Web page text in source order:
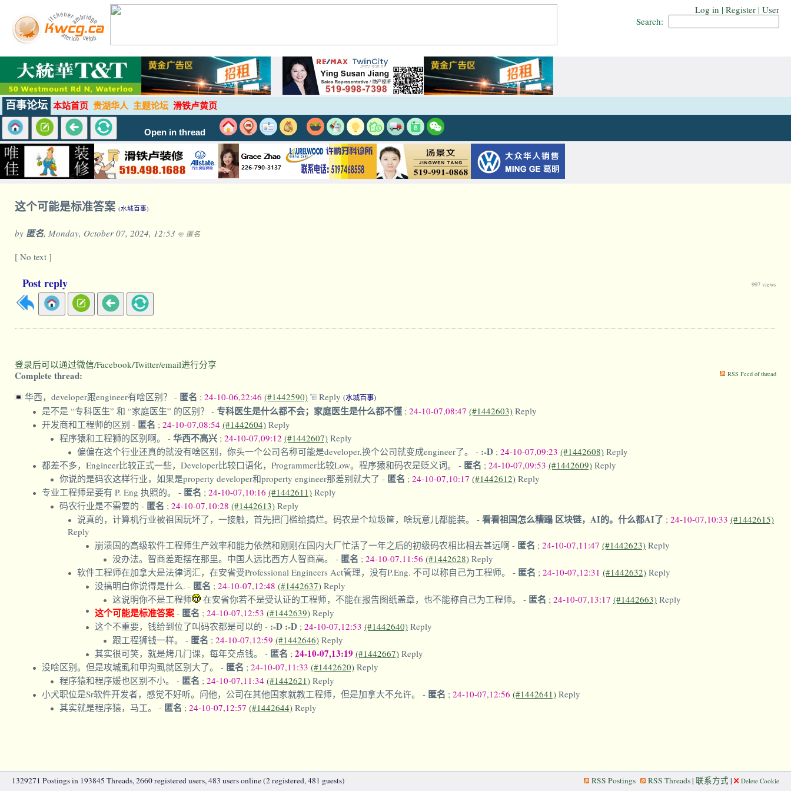
Log in | Register | User
Search:
百事论坛 本站首页 贵湖华人 主题论坛 滑铁卢黄页
Open in thread
这个可能是标准答案 (水城百事)
by 匿名, Monday, October 07, 2024, 12:53 @ 匿名
[ No text ]
Post reply 997 views
登录后可以通过微信/Facebook/Twitter/email进行分享
Complete thread: RSS Feed of thread
华西，developer跟engineer有啥区别？ - 匿名 ; 24-10-06,22:46 (#1442590) Reply (水城百事)
是不是 “专科医生” 和 “家庭医生” 的区别？ - 专科医生是什么都不会；家庭医生是什么都不懂 ; 24-10-07,08:47 (#1442603) Reply
开发商和工程师的区别 - 匿名 ; 24-10-07,08:54 (#1442604) Reply
程序猿和工程狮的区别啊。 - 华西不高兴 ; 24-10-07,09:12 (#1442607) Reply
偏偏在这个行业还真的就没有啥区别，你头一个公司名称可能是developer,换个公司就变成engineer了。 - :-D ; 24-10-07,09:23 (#1442608) Reply
都差不多，Engineer比较正式一些，Developer比较口语化，Programmer比较Low。程序猿和码农是贬义词。 - 匿名 ; 24-10-07,09:53 (#1442609) Reply
你说的是码农这样行业，如果是property developer和property engineer那差别就大了 - 匿名 ; 24-10-07,10:17 (#1442612) Reply
专业工程师是要有 P. Eng 执照的。 - 匿名 ; 24-10-07,10:16 (#1442611) Reply
码农行业是不需要的 - 匿名 ; 24-10-07,10:28 (#1442613) Reply
说真的，计算机行业被祖国玩坏了，一接触，首先把门槛给搞烂。码农是个垃圾筐，啥玩意儿都能装。 - 看看祖国怎么糟蹋 区块链，AI的。什么都AI了 ; 24-10-07,10:33 (#1442615)
Reply
崩溃国的高级软件工程师生产效率和能力依然和刚刚在国内大厂忙活了一年之后的初级码农相比相去甚远啊 - 匿名 ; 24-10-07,11:47 (#1442623) Reply
没办法。智商差距摆在那里。中国人远比西方人智商高。 - 匿名 ; 24-10-07,11:56 (#1442628) Reply
软件工程师在加拿大是法律词汇，在安省受Professional Engineers Act管理，没有P.Eng. 不可以称自己为工程师。 - 匿名 ; 24-10-07,12:31 (#1442632) Reply
没搞明白你说得是什么. - 匿名 ; 24-10-07,12:48 (#1442637) Reply
这说明你不是工程师
在安省你若不是受认证的工程师，不能在报告图纸盖章，也不能称自己为工程师。 - 匿名 ; 24-10-07,13:17 (#1442663) Reply
这个可能是标准答案 - 匿名 ; 24-10-07,12:53 (#1442639) Reply
这个不重要，钱给到位了叫码农都是可以的 - :-D :-D ; 24-10-07,12:53 (#1442640) Reply
跟工程狮钱一样。 - 匿名 ; 24-10-07,12:59 (#1442646) Reply
其实很可笑，就是烤几门课，每年交点钱。 - 匿名 ; 24-10-07,13:19 (#1442667) Reply
没啥区别。但是攻城虱和甲沟虱就区别大了。 - 匿名 ; 24-10-07,11:33 (#1442620) Reply
程序猿和程序媛也区别不小。 - 匿名 ; 24-10-07,11:34 (#1442621) Reply
小犬职位是Sr软件开发者，感觉不好听。问他，公司在其他国家就教工程师，但是加拿大不允许。 - 匿名 ; 24-10-07,12:56 (#1442641) Reply
其实就是程序猿，马工。 - 匿名 ; 24-10-07,12:57 (#1442644) Reply
1329271 Postings in 193845 Threads, 2660 registered users, 483 users online (2 registered, 481 guests) RSS Postings RSS Threads| 联系方式 | Delete Cookie